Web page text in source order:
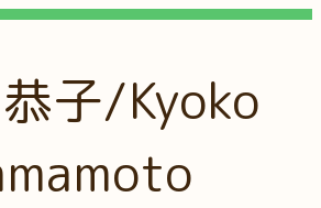
子/Kyoko